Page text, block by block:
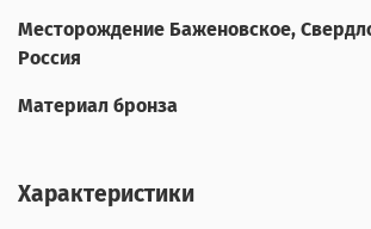
Месторождение Баженовское,
Россия
Материал бронза
Характеристики